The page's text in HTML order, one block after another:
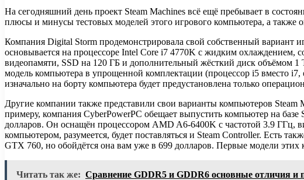
На сегодняшний день проект Steam Machines всё ещё пребывает в
плюсы и минусы тестовых моделей этого игрового компьютера, а также
Компания Digital Storm продемонстрировала свой собственный вариант
основывается на процессоре Intel Core i7 4770K с жидким
видеопамяти, SSD на 120 ГБ и дополнительный жёсткий диск объёмом
модель компьютера в упрощенной комплектации (процессор i5 вместо
изначально на борту компьютера будет предустановлена только
Другие компании также представили свои варианты компьютеров
примеру, компания CyberPowerPC обещает выпустить компьютер на
долларов. Он оснащён процессором AMD A6-6400K с частотой 3.9 ГГц,
компьютером, разумеется, будет поставляться и Steam Controller. Есть
GTX 760, но обойдётся она вам уже в 699 долларов. Первые модели
Читать так же: Сравнение GDDR5 и GDDR6 основные отличия и